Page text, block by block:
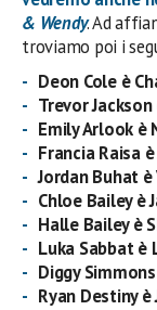
& Wendy. Ad
troviamo poi i
Deon Cole è
Trevor
Emily Arlook è
Francia Raisa
Jordan Buhat è
Chloe Bailey è
Halle Bailey è
Luka Sabbat è
Diggy
Ryan Destiny è